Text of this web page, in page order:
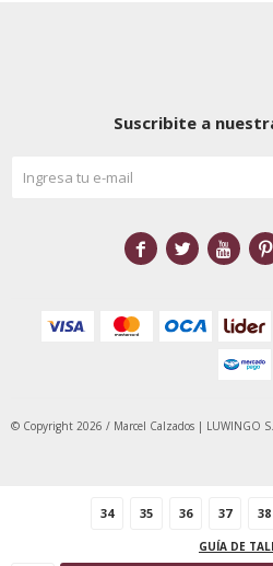
34 35 36 37 38
GUÍA DE
Suscribite a
   
© Copyright 2026 / Marcel Calzados | LUWINGO